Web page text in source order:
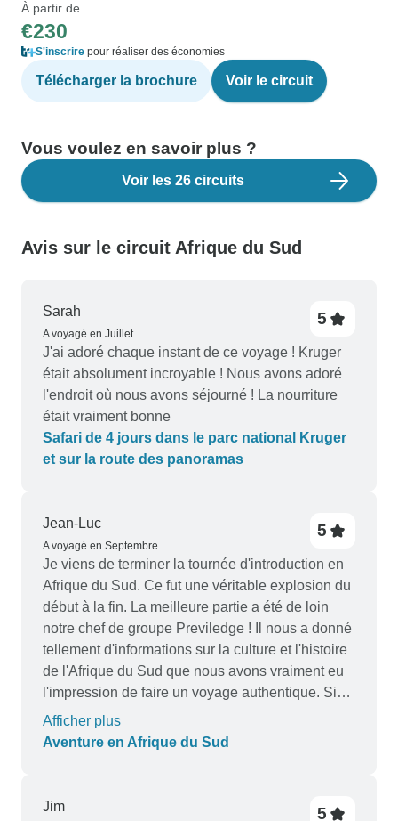
À partir de
€230
S'inscrire pour réaliser des économies
Télécharger la brochure Voir le circuit
Vous voulez en savoir plus ?
Voir les 26 circuits
Avis sur le circuit Afrique du Sud
Sarah
A voyagé en Juillet
5
J'ai adoré chaque instant de ce voyage ! Kruger
était absolument incroyable ! Nous avons adoré
l'endroit où nous avons séjourné ! La nourriture
était vraiment bonne
Safari de 4 jours dans le parc national Kruger
et sur la route des panoramas
Jean-Luc
A voyagé en Septembre
5
Je viens de terminer la tournée d'introduction en
Afrique du Sud. Ce fut une véritable explosion du
début à la fin. La meilleure partie a été de loin
notre chef de groupe Previledge ! Il nous a donné
tellement d'informations sur la culture et l'histoire
de l'Afrique du Sud que nous avons vraiment eu
l'impression de faire un voyage authentique. Si
vous voulez voir des animaux sauvages africains,
ce circuit est fait pour vous !
Afficher plus
Aventure en Afrique du Sud
Jim 5